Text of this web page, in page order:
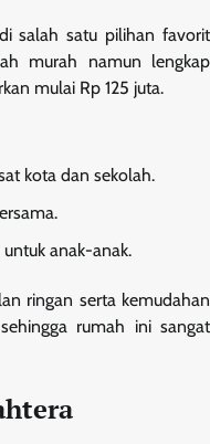
salah satu pilihan favorit
murah namun lengkap
mulai Rp 125 juta.
kota dan sekolah.
anak-anak.
ringan serta kemudahan
rumah ini sangat